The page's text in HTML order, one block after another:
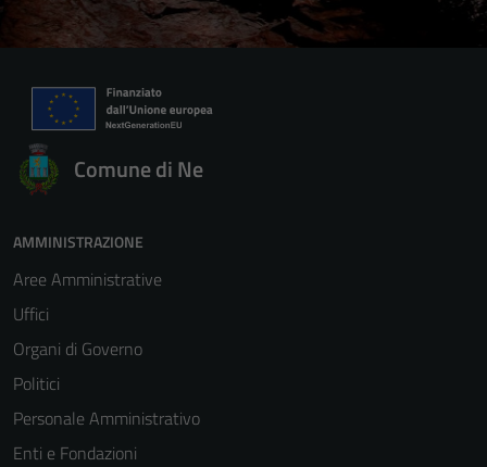
Comune di Ne
AMMINISTRAZIONE
Aree Amministrative
Uffici
Organi di Governo
Politici
Personale Amministrativo
Enti e Fondazioni